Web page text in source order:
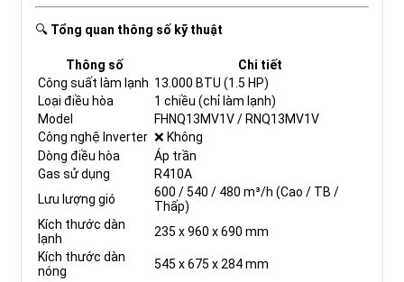
🔍 Tổng quan thông số kỹ thuật
Thông số
Chi tiết
Công suất làm lạnh 13.000 BTU (1.5 HP)
Loại điều hòa
1 chiều (chỉ làm lạnh)
Model
FHNQ13MV1V / RNQ13MV1V
Công nghệ Inverter ❌ Không
Dòng điều hòa
Áp trần
Gas sử dụng
R410A
Lưu lượng gió
600 / 540 / 480 m³/h (Cao / TB /
Thấp)
Kích thước dàn
lạnh
235 x 960 x 690 mm
Kích thước dàn
nóng
545 x 675 x 284 mm